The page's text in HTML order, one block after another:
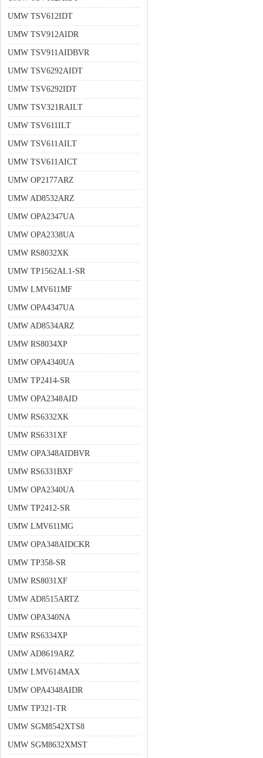
UMW TSV612IDT
UMW TSV912AIDR
UMW TSV911AIDBVR
UMW TSV6292AIDT
UMW TSV6292IDT
UMW TSV321RAILT
UMW TSV611ILT
UMW TSV611AILT
UMW TSV611AICT
UMW OP2177ARZ
UMW AD8532ARZ
UMW OPA2347UA
UMW OPA2338UA
UMW RS8032XK
UMW TP1562AL1-SR
UMW LMV611MF
UMW OPA4347UA
UMW AD8534ARZ
UMW RS8034XP
UMW OPA4340UA
UMW TP2414-SR
UMW OPA2348AID
UMW RS6332XK
UMW RS6331XF
UMW OPA348AIDBVR
UMW RS6331BXF
UMW OPA2340UA
UMW TP2412-SR
UMW LMV611MG
UMW OPA348AIDCKR
UMW TP358-SR
UMW RS8031XF
UMW AD8515ARTZ
UMW OPA340NA
UMW RS6334XP
UMW AD8619ARZ
UMW LMV614MAX
UMW OPA4348AIDR
UMW TP321-TR
UMW SGM8542XTS8
UMW SGM8632XMST